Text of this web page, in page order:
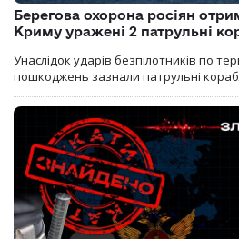
Берегова охорона росіян
Криму уражені 2 патрульні
Унаслідок ударів безпілотників по
пошкоджень зазнали патрульні